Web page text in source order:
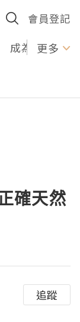
會員登記
成為U更多
確天然
追蹤